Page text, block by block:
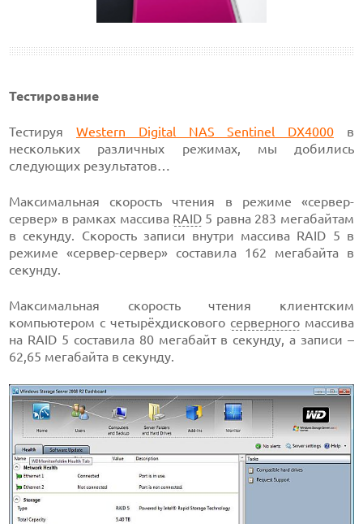
Тестирование
Тестируя Western Digital NAS Sentinel DX4000 в
нескольких различных режимах, мы добились
следующих результатов…
Максимальная скорость чтения в режиме «сервер-
сервер» в рамках массива RAID 5 равна 283 мегабайтам
в секунду. Скорость записи внутри массива RAID 5 в
режиме «сервер-сервер» составила 162 мегабайта в
секунду.
Максимальная скорость чтения клиентским
компьютером с четырёхдискового серверногомассива
на RAID 5 составила 80 мегабайт в секунду, а записи –
62,65 мегабайта в секунду.